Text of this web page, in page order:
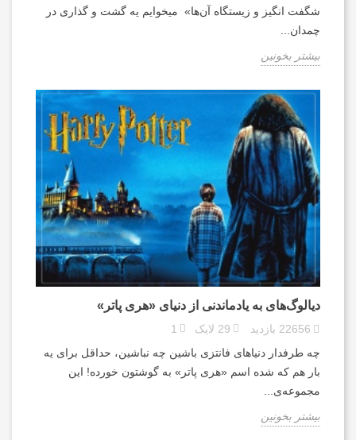
شگفت انگیز و زیستگاه آن‌ها» میخوایم یه گشت و گذاری در
چمدان...
بیشتر بخونین
دیالوگ‌های به یادماندنی از دنیای «هری پاتر»
22656 بازدید 29 لایک
1
چه طرفدار دنیاهای فانتزی باشین چه نباشین، حداقل برای یه
بار هم که شده اسم «هری پاتر» به گوشتون خورده! این
مجموعه‎‌ی...
بیشتر بخونین